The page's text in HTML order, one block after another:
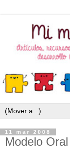
11 mar 2008
Modelo